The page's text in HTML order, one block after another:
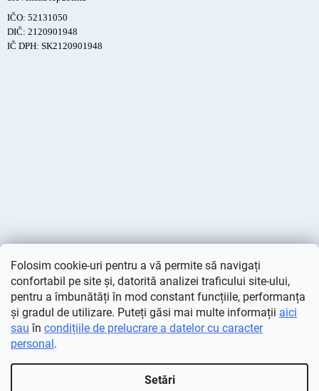
Folosim cookie-uri pentru a vă permite să navigați
confortabil pe site și, datorită analizei traficului site-ului,
pentru a îmbunătăți în mod constant funcțiile, performanța
și gradul de utilizare. Puteți găsi mai multe informații aici
sau în condițiile de prelucrare a datelor cu caracter
personal.
Setări
IČO: 52131050
DIČ: 2120901948
IČ DPH: SK2120901948